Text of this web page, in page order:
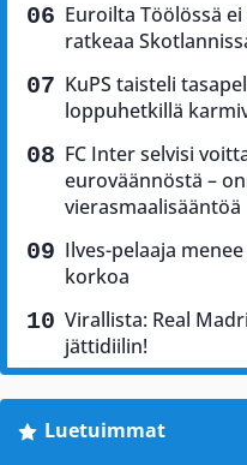
Euroilta Töölössä
ratkeaa
KuPS taisteli
loppuhetkillä
FC Inter selvisi
euroväännöstä –
vierasmaalisääntöä
Ilves-pelaaja
korkoa
Virallista: Real
jättidiilin!
Luetuimmat